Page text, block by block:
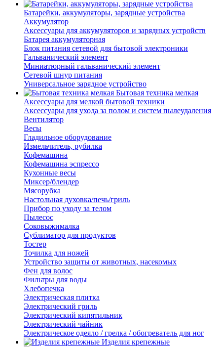
Батарейки, аккумуляторы, зарядные устройства
Аккумулятор
Аксессуары для аккумуляторов и зарядных устройств
Батарея аккумуляторная
Блок питания сетевой для бытовой электроники
Гальванический элемент
Миниатюрный гальванический элемент
Сетевой шнур питания
Универсальное зарядное устройство
Бытовая техника мелкая
Аксессуары для мелкой бытовой техники
Аксессуары для ухода за полом и систем пылеудаления
Вентилятор
Весы
Гладильное оборудование
Измельчитель, рубилка
Кофемашина
Кофемашина эспрессо
Кухонные весы
Миксер/блендер
Мясорубка
Настольная духовка/печь/гриль
Прибор по уходу за телом
Пылесос
Соковыжималка
Сублиматор для продуктов
Тостер
Точилка для ножей
Устройство защиты от животных, насекомых
Фен для волос
Фильтры для воды
Хлебопечка
Электрическая плитка
Электрический гриль
Электрический кипятильник
Электрический чайник
Электрическое одеяло / грелка / обогреватель для ног
Изделия крепежные